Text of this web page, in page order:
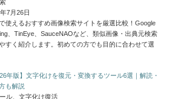
7月26日
使えるおすすめ画像検索サイトを厳選比較！Google
、TinEye、SauceNAOなど、類似画像・出典元検索
すく紹介します。初めての方でも目的に合わせて選
年版】文字化けを復元・変換するツール6選｜解読・
も解説
ル、文字化け復活